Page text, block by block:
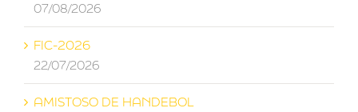
07/08/2026
FIC-2026
22/07/2026
AMISTOSO DE HANDEBOL